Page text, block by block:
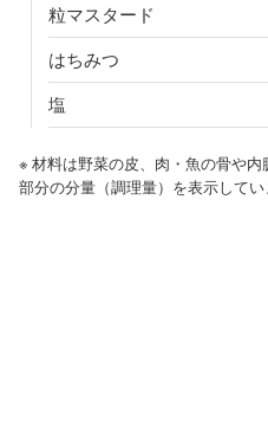
粒マスタード
はちみつ
塩
※ 材料は野菜の皮、肉・魚の骨や
部分の分量（調理量）を表示してい